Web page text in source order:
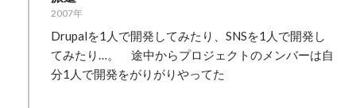
2007年
Drupalを1人で開発してみたり、SNSを1人で開発し
てみたり…。　途中からプロジェクトのメンバーは自
分1人で開発をがりがりやってた